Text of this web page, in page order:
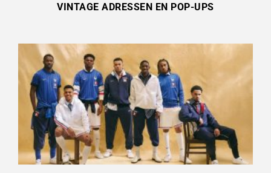
VINTAGE ADRESSEN EN POP-UPS